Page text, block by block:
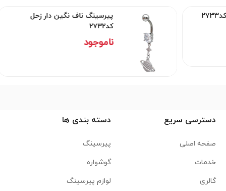
پیرسینگ ناف نگین دار زحل
کد۲۷۳۲
ناموجود
دسترسی سریع
صفحه اصلی
خدمات
گالری
دسته بندی ها
پیرسینگ
گوشواره
لوازم پیرسینگ